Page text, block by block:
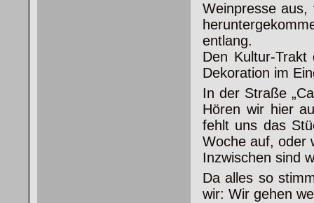
Weinpresse
entlang.
Den Kultur-
Dekoration im
In der Straße
Hören wir hier
fehlt uns das
Woche auf, oder
Inzwischen sind
Da alles so
wir: Wir gehen